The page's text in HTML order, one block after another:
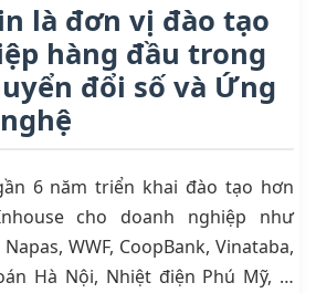
là đơn vị đào tạo
hàng đầu trong
đổi số và Ứng
6 năm triển khai đào tạo hơn
cho doanh nghiệp như
WWF, CoopBank, Vinataba,
Hà Nội, Nhiệt điện Phú Mỹ, …